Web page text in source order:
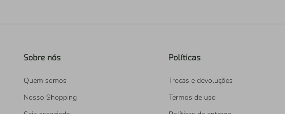
Sobre nós
Quem somos
Nosso Shopping
Políticas
Trocas e devoluções
Termos de uso